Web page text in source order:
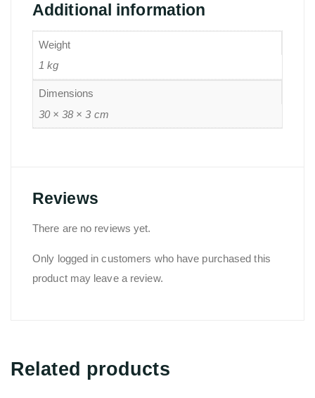
Additional information
Weight
1 kg
Dimensions
30 × 38 × 3 cm
Reviews
There are no reviews yet.
Only logged in customers who have purchased this
product may leave a review.
Related products